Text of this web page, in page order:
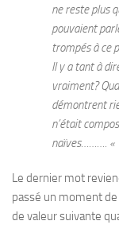
ne reste plus
pouvaient
trompés à ce
Il y a tant à
vraiment?
démontrent
n’était
naïves………. «
Le dernier mot
passé un moment
de valeur suivante